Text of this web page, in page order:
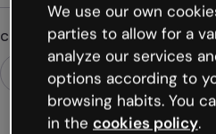
Cerchi qualcosa di diverso?
We use our own
parties to allow for a
analyze our services
options according to
browsing habits. You
in the cookies policy.